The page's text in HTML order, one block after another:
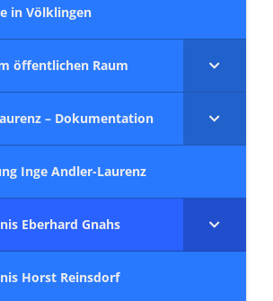
in Völklingen
öffentlichen Raum
– Dokumentation
Inge Andler-Laurenz
Eberhard Gnahs
Horst Reinsdorf